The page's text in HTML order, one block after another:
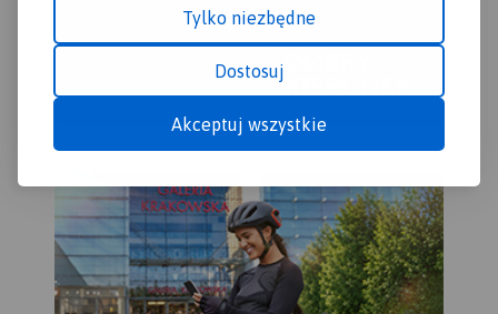
Tylko niezbędne
Dostosuj
Akceptuj wszystkie